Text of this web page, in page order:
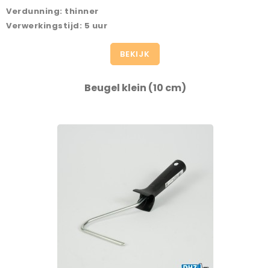
Verdunning: thinner
Verwerkingstijd: 5 uur
BEKIJK
Beugel klein (10 cm)